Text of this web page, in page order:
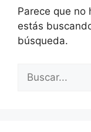
Parece que no
estás
búsqueda.